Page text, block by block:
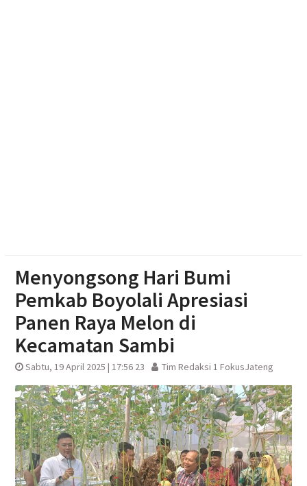
Menyongsong Hari Bumi
Pemkab Boyolali Apresiasi
Panen Raya Melon di
Kecamatan Sambi
Sabtu, 19 April 2025 | 17:56 23 Tim Redaksi 1 FokusJateng